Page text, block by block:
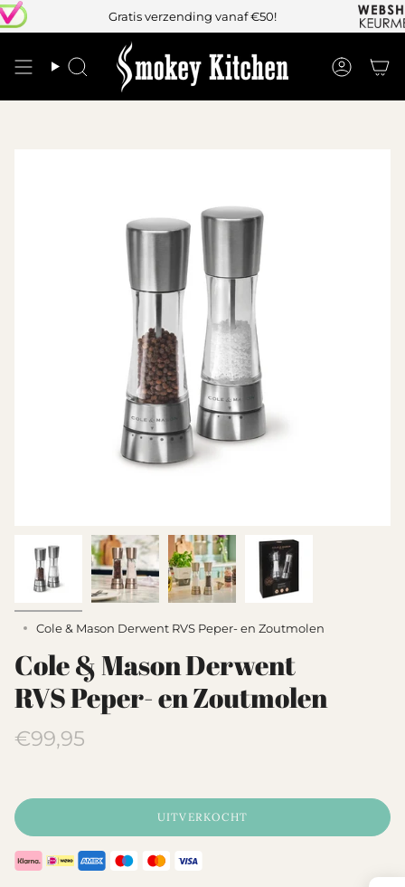
Gratis verzending vanaf €50!
Cole & Mason Derwent RVS Peper- en Zoutmolen
Cole & Mason Derwent
RVS Peper- en Zoutmolen
Translation
€99,95
UITVERKOCHT